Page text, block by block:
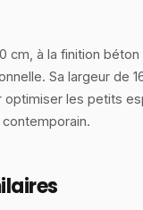
cm, à la finition
Sa largeur de
optimiser les petits